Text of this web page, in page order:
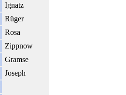
Ignatz
Rüger
Rosa
Zippnow
Gramse
Joseph